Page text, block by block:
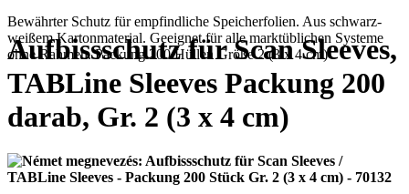
Bewährter Schutz für empfindliche Speicherfolien. Aus schwarz-
weißem Kartonmaterial. Geeignet für alle marktüblichen Systeme
ohne Rahmen. Packung 200 Hüllen Größe 2 (3 x 4 cm)
Aufbissschutz für Scan Sleeves,
TABLine Sleeves Packung 200
darab, Gr. 2 (3 x 4 cm)
Aufbissschutz für Scan Sleeves /
TABLine Sleeves - Packung 200 Stück Gr. 2 (3 x 4 cm) - 70132